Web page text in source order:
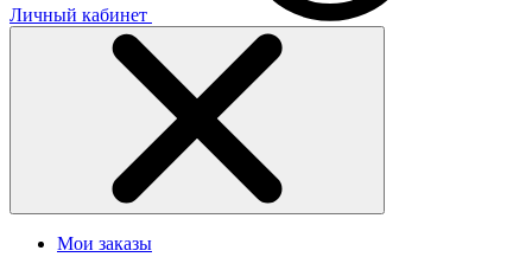
Личный кабинет
Мои заказы